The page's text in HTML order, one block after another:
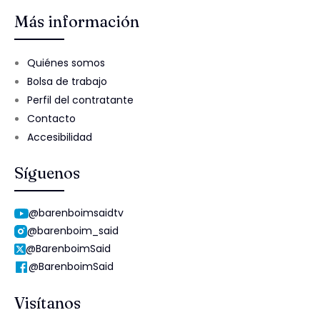
Más información
Quiénes somos
Bolsa de trabajo
Perfil del contratante
Contacto
Accesibilidad
Síguenos
@barenboimsaidtv
@barenboim_said
@BarenboimSaid
@BarenboimSaid
Visítanos